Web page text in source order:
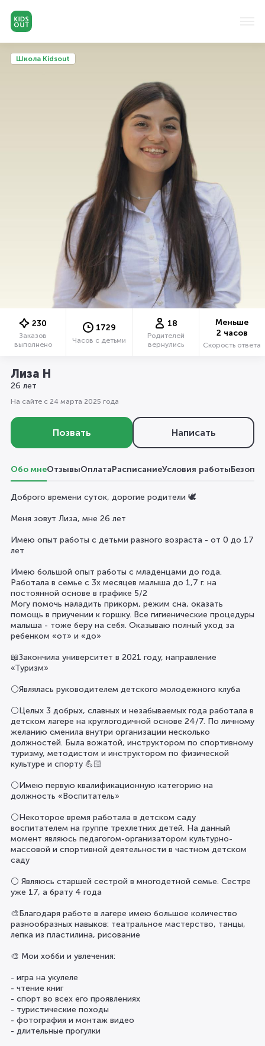
Школа Kidsout
230
Заказов
выполнено
1729
Часов с детьми
18
Родителей
вернулись
Меньше
2 часов
Скорость ответа
Лиза Н
26 лет
На сайте с 24 марта 2025 года
Позвать Написать
Обо мнеОтзывыОплатаРасписаниеУсловия работы
Доброго времени суток, дорогие родители 🕊️
Меня зовут Лиза, мне 26 лет
Имею опыт работы с детьми разного возраста - от 0 до 17
лет
Имею большой опыт работы с младенцами до года.
Работала в семье с 3х месяцев малыша до 1,7 г. на
постоянной основе в графике 5/2
Могу помочь наладить прикорм, режим сна, оказать
помощь в приучении к горшку. Все гигиенические процедуры
малыша - тоже беру на себя. Оказываю полный уход за
ребенком «от» и «до»
📖Закончила университет в 2021 году, направление
«Туризм»
⚪️Являлась руководителем детского молодежного клуба
⚪️Целых 3 добрых, славных и незабываемых года работала в
детском лагере на круглогодичной основе 24/7. По личному
желанию сменила внутри организации несколько
должностей. Была вожатой, инструктором по спортивному
туризму, методистом и инструктором по физической
культуре и спорту 💪🏻
⚪️Имею первую квалификационную категорию на
должность «Воспитатель»
⚪️Некоторое время работала в детском саду
воспитателем на группе трехлетних детей. На данный
момент являюсь педагогом-организатором культурно-
массовой и спортивной деятельности в частном детском
саду
⚪️ Являюсь старшей сестрой в многодетной семье. Сестре
уже 17, а брату 4 года
🎨Благодаря работе в лагере имею большое количество
разнообразных навыков: театральное мастерство, танцы,
лепка из пластилина, рисование
🎨 Мои хобби и увлечения:
- игра на укулеле
- чтение книг
- спорт во всех его проявлениях
- туристические походы
- фотография и монтаж видео
- длительные прогулки